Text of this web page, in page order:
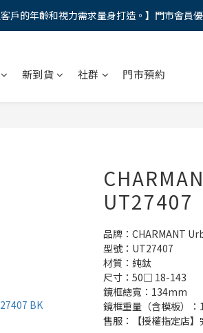
，限時禮遇 9 折無上限，12期分期免手續費
戶的年齡和視力需求量身打造。】門市會員
新到貨 社群 門市預約
UT27407
品牌：CHARMANT
型號：UT27407
材質：純鈦
尺寸：50□ 18-143
鏡框總寬：134mm
鏡框重量（含模板）：
售服：【授權指定店